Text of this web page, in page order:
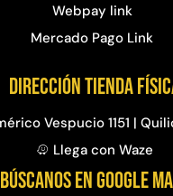
Webpay link
Mercado Pago Link
Dirección Tienda
Vespucio 1151 |
Llega con Waze
BÚSCANOS EN GOOGLE